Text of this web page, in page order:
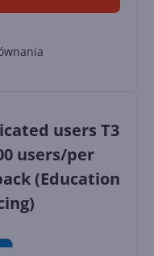
users T3
users/per
(Education